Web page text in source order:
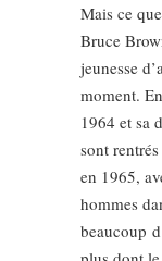
Mais ce
Bruce
jeunesse
moment.
1964 et sa
sont
en 1965,
hommes
beaucoup